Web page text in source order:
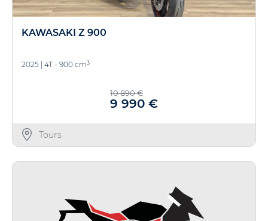
KAWASAKI Z 900
2025 4T - 900 cm3
10 890 €
9 990 €
Tours